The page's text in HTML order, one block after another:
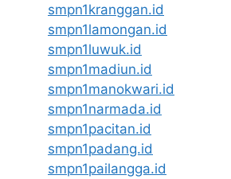
smpn1kranggan.id
smpn1lamongan.id
smpn1luwuk.id
smpn1madiun.id
smpn1manokwari.id
smpn1narmada.id
smpn1pacitan.id
smpn1padang.id
smpn1pailangga.id